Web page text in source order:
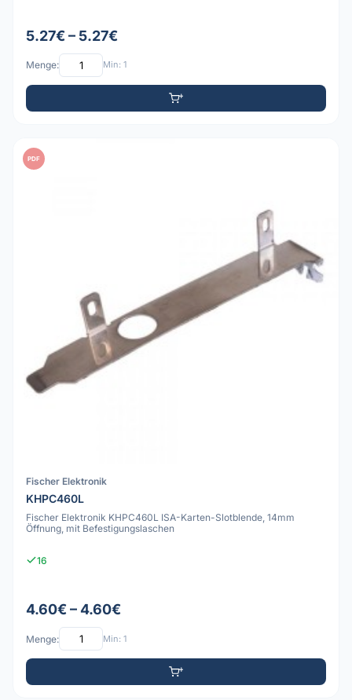
5.27€ – 5.27€
Menge: Min: 1
PDF
Fischer Elektronik
KHPC460L
Fischer Elektronik KHPC460L ISA-Karten-Slotblende, 14mm
Öffnung, mit Befestigungslaschen
16
4.60€ – 4.60€
Menge: Min: 1